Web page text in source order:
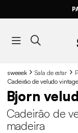
sweeek Sala de estar
Cadeirão de veludo
Bjorn
Cadeirão de
madeira